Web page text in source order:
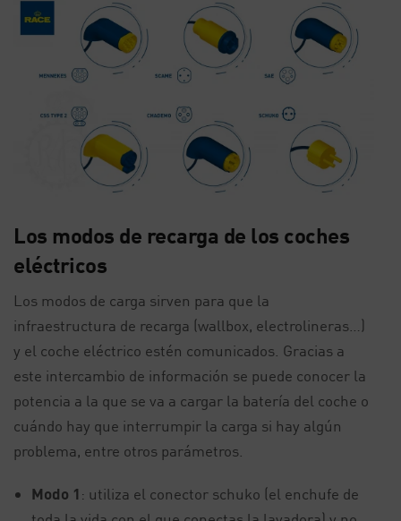
Los modos de recarga de los coches
eléctricos
Los modos de carga sirven para que la
infraestructura de recarga (wallbox, electrolineras…)
y el coche eléctrico estén comunicados. Gracias a
este intercambio de información se puede conocer la
potencia a la que se va a cargar la batería del coche o
cuándo hay que interrumpir la carga si hay algún
problema, entre otros parámetros.
Modo 1 : utiliza el conector schuko (el enchufe de